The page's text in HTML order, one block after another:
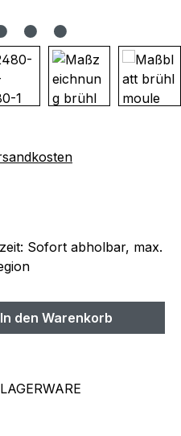
Sofort abholbar, max.
den
In den Warenkorb